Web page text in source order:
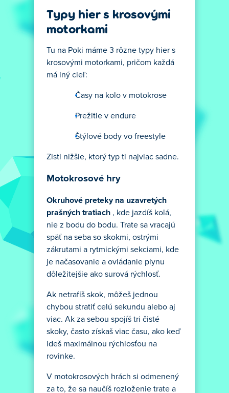
Typy hier s krosovými
motorkami
Tu na Poki máme 3 rôzne typy hier s
krosovými motorkami, pričom každá
má iný cieľ:
Časy na kolo v motokrose
Prežitie v endure
Štýlové body vo freestyle
Zisti nižšie, ktorý typ ti najviac sadne.
Motokrosové hry
Okruhové preteky na uzavretých
prašných tratiach , kde jazdíš kolá,
nie z bodu do bodu. Trate sa vracajú
späť na seba so skokmi, ostrými
zákrutami a rytmickými sekciami, kde
je načasovanie a ovládanie plynu
dôležitejšie ako surová rýchlosť.
Ak netrafíš skok, môžeš jednou
chybou stratiť celú sekundu alebo aj
viac. Ak za sebou spojíš tri čisté
skoky, často získaš viac času, ako keď
ideš maximálnou rýchlosťou na
rovinke.
V motokrosových hrách si odmenený
za to, že sa naučíš rozloženie trate a